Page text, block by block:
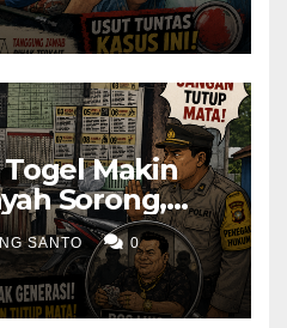
Makin
Sorong,
Segera
Luis dan
SANTO 0